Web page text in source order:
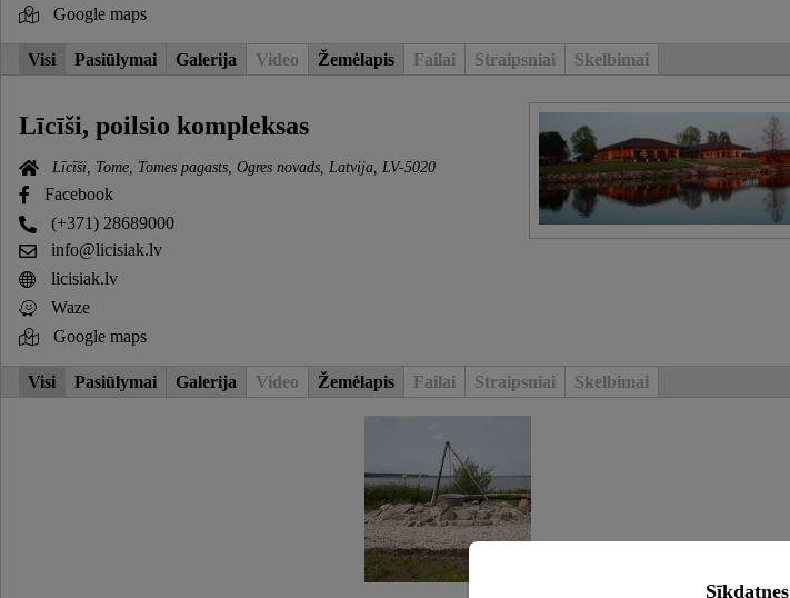
Google maps
Visi Pasiūlymai Galerija Video Žemėlapis Failai Straipsniai Skelbimai
Līcīši, poilsio kompleksas
Līcīši, Tome, Tomes pagasts, Ogres novads, Latvija, LV-5020
Facebook
(+371) 28689000
info@licisiak.lv
licisiak.lv
Waze
Google maps
Visi Pasiūlymai Galerija Video Žemėlapis Failai Straipsniai Skelbimai
Sīkdatnes